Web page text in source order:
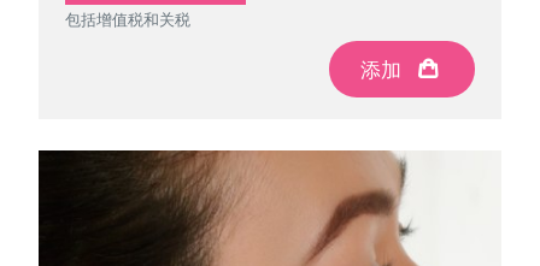
包括增值税和关税
添加
包括增值税和关税
添加
包括增值税和关税
添加